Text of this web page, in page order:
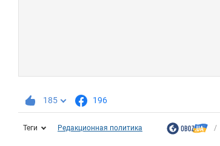
185 196
Теги Редакционная политика